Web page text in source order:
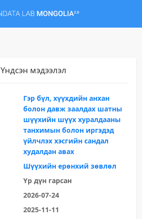
Үндсэн мэдээлэл
Гэр бүл, хүүхдийн анхан
болон давж заалдах шатны
шүүхийн шүүх хуралдааны
танхимын болон иргэдэд
үйлчлэх хэсгийн сандал
худалдан авах
Шүүхийн ерөнхий зөвлөл
Үр дүн гарсан
2026-07-24
2025-11-11